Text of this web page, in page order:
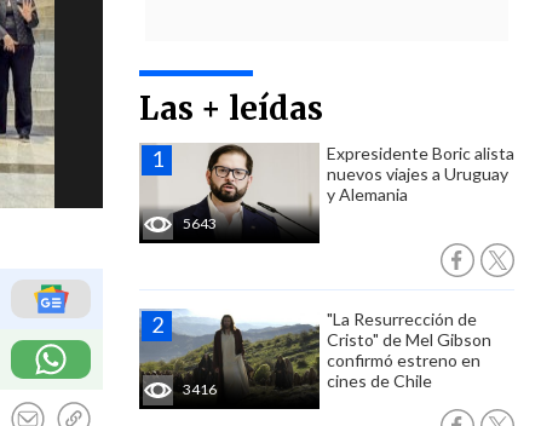
Las + leídas
5643
Expresidente Boric alista
nuevos viajes a Uruguay
y Alemania
3416
"La Resurrección de
Cristo" de Mel Gibson
confirmó estreno en
cines de Chile